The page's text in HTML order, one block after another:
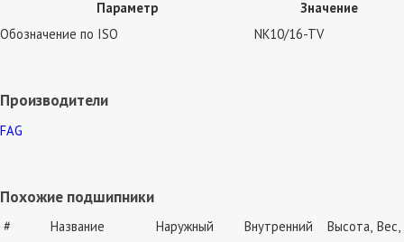
Параметр
Значение
Обозначение по ISO
NK10/16-TV
Производители
FAG
Похожие подшипники
# Название
Наружный
Внутренний
Высота, Вес,